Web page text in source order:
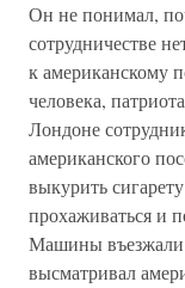
Он не понимал,
сотрудничестве
к американскому
человека,
Лондоне
американского
выкурить
прохаживаться и
Машины въезжали
высматривал